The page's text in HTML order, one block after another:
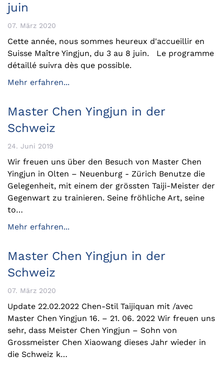
juin
07. März 2020
Cette année, nous sommes heureux d'accueillir en
Suisse Maître Yingjun, du 3 au 8 juin. Le programme
détaillé suivra dès que possible.
Mehr erfahren...
Master Chen Yingjun in der
Schweiz
24. Juni 2019
Wir freuen uns über den Besuch von Master Chen
Yingjun in Olten – Neuenburg - Zürich Benutze die
Gelegenheit, mit einem der grössten Taiji-Meister der
Gegenwart zu trainieren. Seine fröhliche Art, seine
to…
Mehr erfahren...
Master Chen Yingjun in der
Schweiz
07. März 2020
Update 22.02.2022 Chen-Stil Taijiquan mit /avec
Master Chen Yingjun 16. – 21. 06. 2022 Wir freuen uns
sehr, dass Meister Chen Yingjun – Sohn von
Grossmeister Chen Xiaowang dieses Jahr wieder in
die Schweiz k…